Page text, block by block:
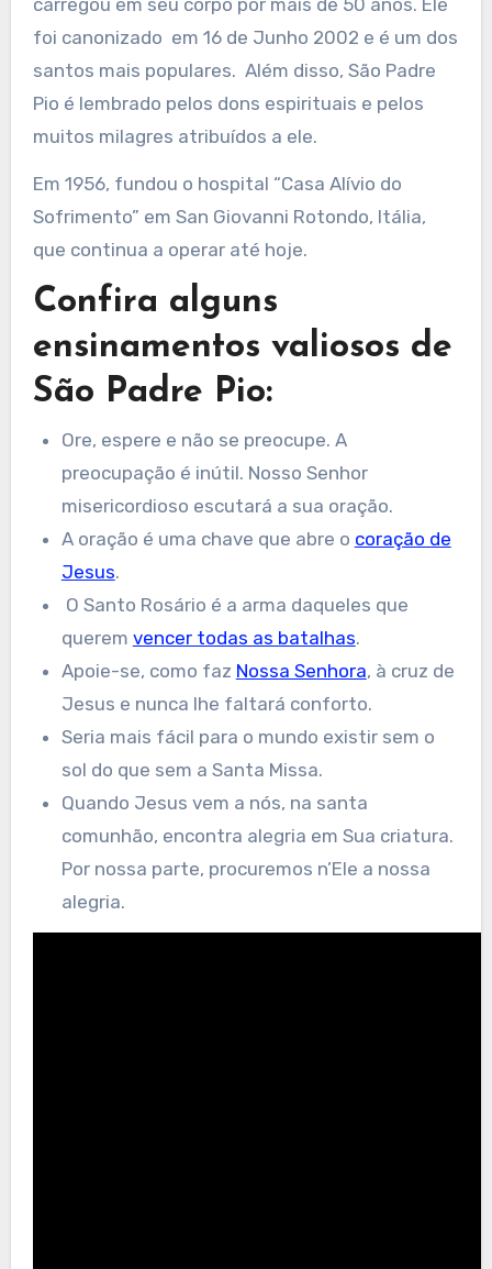
carregou em seu corpo por mais de 50 anos. Ele
foi canonizado em 16 de Junho 2002 e é um dos
santos mais populares. Além disso, São Padre
Pio é lembrado pelos dons espirituais e pelos
muitos milagres atribuídos a ele.
Em 1956, fundou o hospital “Casa Alívio do
Sofrimento” em San Giovanni Rotondo, Itália,
que continua a operar até hoje.
Confira alguns
ensinamentos valiosos de
São Padre Pio:
Ore, espere e não se preocupe. A
preocupação é inútil. Nosso Senhor
misericordioso escutará a sua oração.
A oração é uma chave que abre o coração de
Jesus.
O Santo Rosário é a arma daqueles que
querem vencer todas as batalhas.
Apoie-se, como faz Nossa Senhora, à cruz de
Jesus e nunca lhe faltará conforto.
Seria mais fácil para o mundo existir sem o
sol do que sem a Santa Missa.
Quando Jesus vem a nós, na santa
comunhão, encontra alegria em Sua criatura.
Por nossa parte, procuremos n’Ele a nossa
alegria.